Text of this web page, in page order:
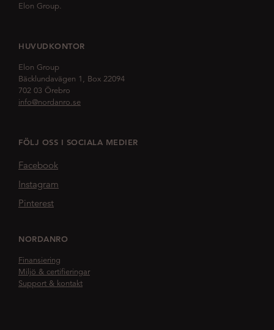
Elon Group.
HUVUDKONTOR
Elon Group
Bäcklundavägen 1, Box 22094
702 03 Örebro
info@nordanro.se
FÖLJ OSS I SOCIALA MEDIER
Facebook
Instagram
Pinterest
NORDANRO
Finansiering
Miljö & certifieringar
Support & kontakt